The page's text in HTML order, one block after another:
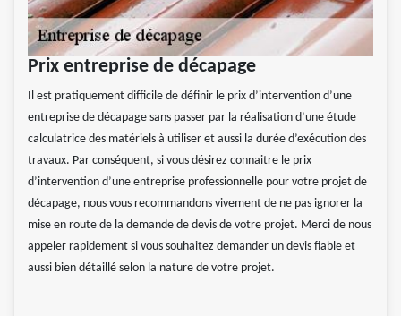
Prix entreprise de décapage
Il est pratiquement difficile de définir le prix d’intervention d’une
entreprise de décapage sans passer par la réalisation d’une étude
calculatrice des matériels à utiliser et aussi la durée d’exécution des
travaux. Par conséquent, si vous désirez connaitre le prix
d’intervention d’une entreprise professionnelle pour votre projet de
décapage, nous vous recommandons vivement de ne pas ignorer la
mise en route de la demande de devis de votre projet. Merci de nous
appeler rapidement si vous souhaitez demander un devis fiable et
aussi bien détaillé selon la nature de votre projet.